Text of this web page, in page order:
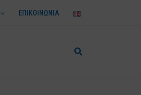
ΕΠΙΚΟΙΝΩΝΙΑ